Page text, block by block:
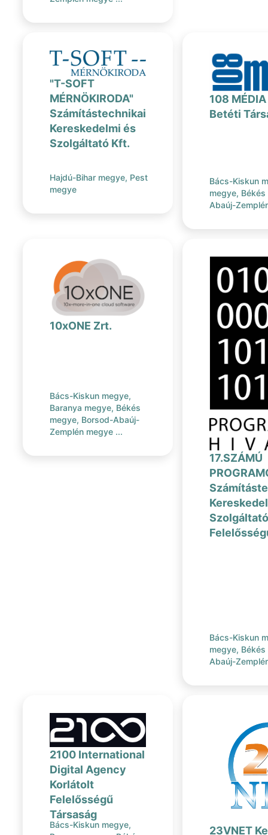
"T-SOFT
MÉRNÖKIRODA"
Számítástechnikai
Kereskedelmi és
Szolgáltató Kft.
Hajdú-Bihar megye, Pest
megye
108
Betéti
Bács-Kiskun
megye,
Abaúj-
10xONE Zrt.
Bács-Kiskun megye,
Baranya megye, Békés
megye, Borsod-Abaúj-
Zemplén megye ...
17.SZÁMÚ
Bács-Kiskun
megye,
Abaúj-
2100 International
Digital Agency
Korlátolt
Felelősségű
Társaság
Bács-Kiskun megye,
23VNET